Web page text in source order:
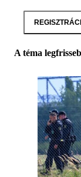
A téma